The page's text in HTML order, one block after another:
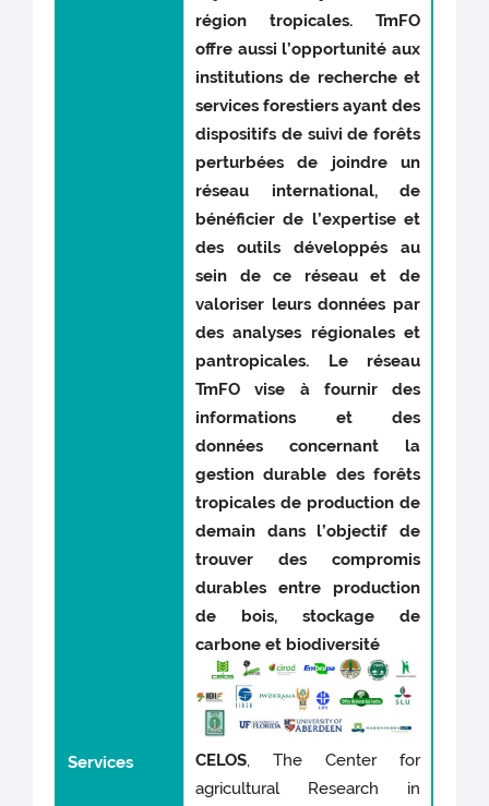
Services
région tropicales. TmFO
offre aussi l’opportunité aux
institutions de recherche et
services forestiers ayant des
dispositifs de suivi de forêts
perturbées de joindre un
réseau international, de
bénéficier de l’expertise et
des outils développés au
sein de ce réseau et de
valoriser leurs données par
des analyses régionales et
pantropicales. Le réseau
TmFO vise à fournir des
informations et des
données concernant la
gestion durable des forêts
tropicales de production de
demain dans l’objectif de
trouver des compromis
durables entre production
de bois, stockage de
carbone et biodiversité
CELOS, The Center for
agricultural Research in